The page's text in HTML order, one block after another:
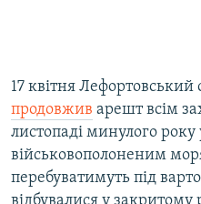
17 квітня Лефортовський
продовжив арешт всім
листопаді минулого
військовополоненим
перебуватимуть під